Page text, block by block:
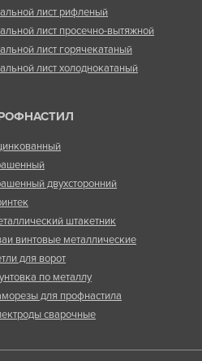
лист рифленый
лист просечно-вытяжной
лист горячекатаный
лист холоднокатаный
двухсторонний
штакетник
винтовые металлические
для ворот
по металлу
для профнастила
сварочные